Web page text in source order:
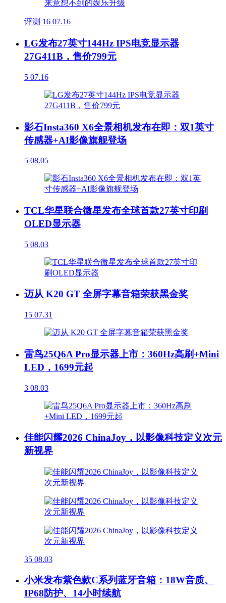
评测 16 07.16
LG发布27英寸144Hz IPS电竞显示器
27G411B，售价799元
5 07.16
影石Insta360 X6全景相机发布在即：双1英寸
传感器+AI影像旗舰登场
5 08.05
TCL华星联合微星发布全球首款27英寸印刷
OLED显示器
5 08.03
迈从 K20 GT 全屏字幕音箱荣获黑金奖
15 07.31
雷鸟25Q6A Pro显示器上市：360Hz高刷+Mini
LED，1699元起
3 08.03
佳能闪耀2026 ChinaJoy，以影像科技定义次元
新视界
35 08.03
小米发布紫色款C系列蓝牙音箱：18W音质、
IP68防护、14小时续航